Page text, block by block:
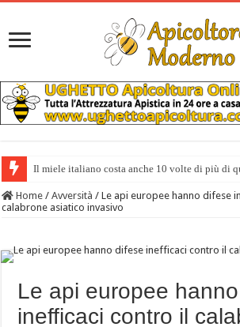
Il miele italiano costa anche 10 volte di più di
Home / Avversità / Le api europee hanno difese
calabrone asiatico invasivo
Le api europee
inefficaci contro il